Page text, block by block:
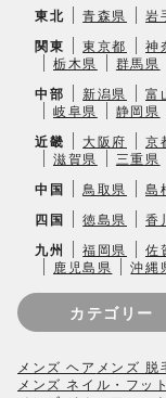
東北 青森県 岩
関東 東京都 神
栃木県
群馬県
中部 新潟県 富
岐阜県
静岡県
近畿 大阪府 京
滋賀県
三重県
中国 鳥取県 島
四国 徳島県 香
九州 福岡県 佐
鹿児島県
沖縄
カテゴリー
メンズ ヘア メンズ 脱
メンズ ネイル・フッ